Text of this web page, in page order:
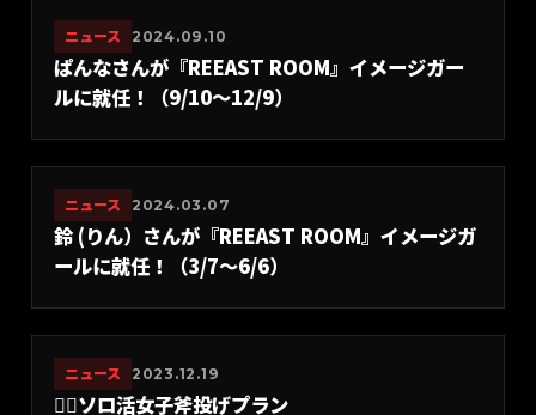
ニュース 2024.09.10
ぱんなさんが『REEAST ROOM』イメージガー
ルに就任！（9/10〜12/9）
ニュース 2024.03.07
鈴 (りん）さんが『REEAST ROOM』イメージガ
ールに就任！（3/7〜6/6）
ニュース 2023.12.19
🙍‍♀️ソロ活女子斧投げプラン